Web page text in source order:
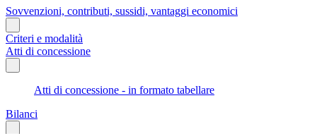
Sovvenzioni, contributi, sussidi, vantaggi economici
Criteri e modalità
Atti di concessione
Atti di concessione - in formato tabellare
Bilanci